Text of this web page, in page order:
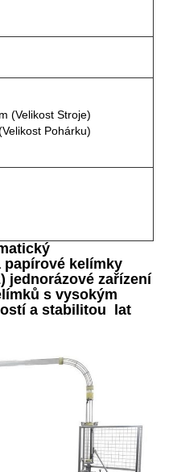
(velikost Stroje)
Pohárku)
kelímky
jednorázové zařízení
s vysokým
a stabilitou lat